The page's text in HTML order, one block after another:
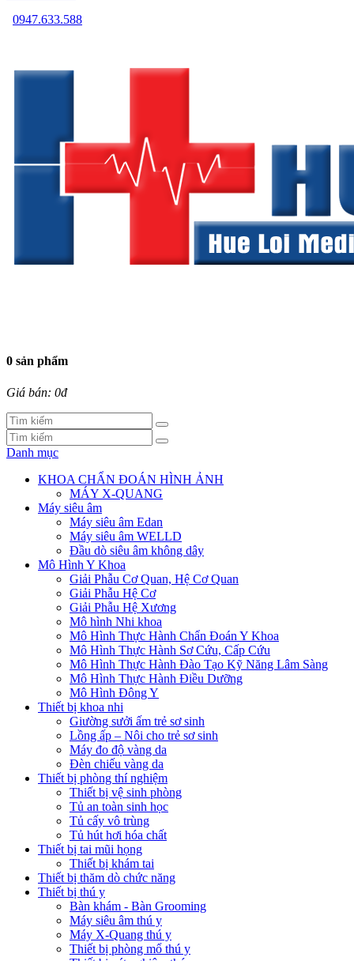
0947.633.588
0 sản phẩm
Giá bán: 0đ
Danh mục
KHOA CHẨN ĐOÁN HÌNH ẢNH
MÁY X-QUANG
Máy siêu âm
Máy siêu âm Edan
Máy siêu âm WELLD
Đầu dò siêu âm không dây
Mô Hình Y Khoa
Giải Phẫu Cơ Quan, Hệ Cơ Quan
Giải Phẫu Hệ Cơ
Giải Phẫu Hệ Xương
Mô hình Nhi khoa
Mô Hình Thực Hành Chẩn Đoán Y Khoa
Mô Hình Thực Hành Sơ Cứu, Cấp Cứu
Mô Hình Thực Hành Đào Tạo Kỹ Năng Lâm Sàng
Mô Hình Thực Hành Điều Dưỡng
Mô Hình Đông Y
Thiết bị khoa nhi
Giường sưởi ấm trẻ sơ sinh
Lồng ấp – Nôi cho trẻ sơ sinh
Máy đo độ vàng da
Đèn chiếu vàng da
Thiết bị phòng thí nghiệm
Thiết bị vệ sinh phòng
Tủ an toàn sinh học
Tủ cấy vô trùng
Tủ hút hơi hóa chất
Thiết bị tai mũi họng
Thiết bị khám tai
Thiết bị thăm dò chức năng
Thiết bị thú y
Bàn khám - Bàn Grooming
Máy siêu âm thú y
Máy X-Quang thú y
Thiết bị phòng mổ thú y